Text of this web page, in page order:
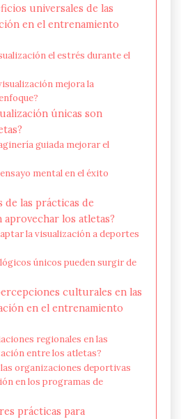
universales de las
en el entrenamiento
el estrés durante el
mejora la
únicas son
guiada mejorar el
mental en el éxito
las prácticas de
los atletas?
la visualización a deportes
únicos pueden surgir de
culturales en las
en el entrenamiento
regionales en las
entre los atletas?
organizaciones deportivas
en los programas de
prácticas para